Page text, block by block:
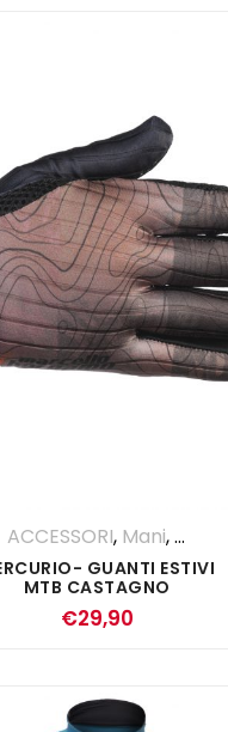
ACCESSORI, Mani,UOMO
GUANTI ESTIVI
MTB CASTAGNO
€29,90